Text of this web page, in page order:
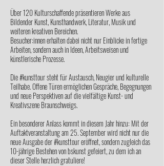
Über 120 Kulturschaffende präsentieren Werke aus
Bildender Kunst, Kunsthandwerk, Literatur, Musik und
weiteren kreativen Bereichen.
Besucher:innen erhalten dabei nicht nur Einblicke in fertige
Arbeiten, sondern auch in Ideen, Arbeitsweisen und
künstlerische Prozesse.
Die #kunsttour steht für Austausch, Neugier und kulturelle
Teilhabe. Offene Türen ermöglichen Gespräche, Begegnungen
und neue Perspektiven auf die vielfältige Kunst- und
Kreativszene Braunschweigs.
Ein besonderer Anlass kommt in diesem Jahr hinzu: Mit der
Auftaktveranstaltung am 25. September wird nicht nur die
neue Ausgabe der #kunsttour eröffnet, sondern zugleich das
10-jährige Bestehen von bskunst gefeiert, zu dem ich an
dieser Stelle herzlich gratuliere!